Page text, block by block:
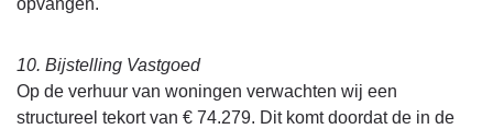
opvangen.
10. Bijstelling Vastgoed
Op de verhuur van woningen verwachten wij een
structureel tekort van € 74.279. Dit komt doordat de in de